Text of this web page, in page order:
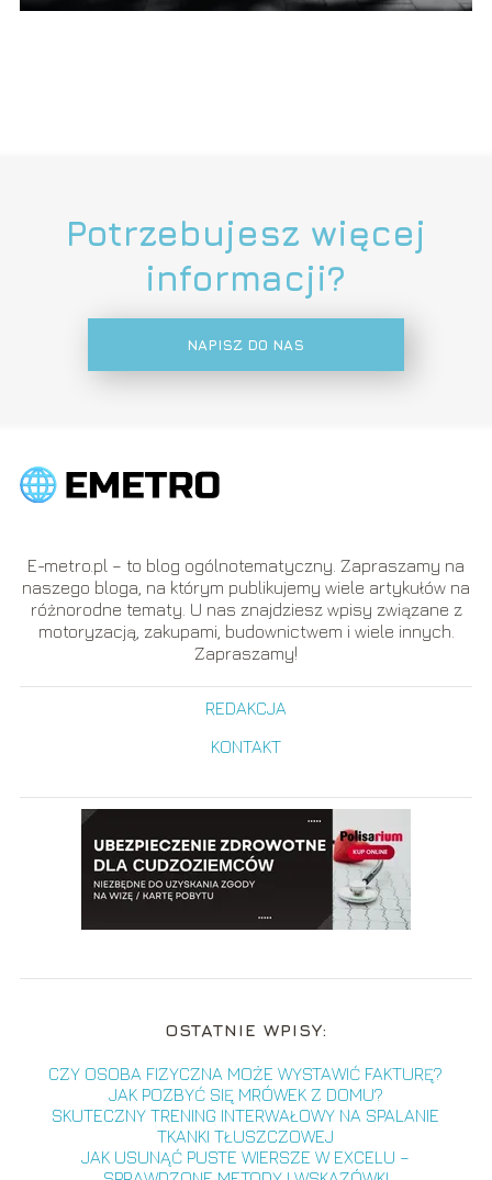
Potrzebujesz więcej
informacji?
NAPISZ DO NAS
E-metro.pl – to blog ogólnotematyczny. Zapraszamy na
naszego bloga, na którym publikujemy wiele artykułów na
różnorodne tematy. U nas znajdziesz wpisy związane z
motoryzacją, zakupami, budownictwem i wiele innych.
Zapraszamy!
REDAKCJA
KONTAKT
OSTATNIE WPISY:
CZY OSOBA FIZYCZNA MOŻE WYSTAWIĆ FAKTURĘ?
JAK POZBYĆ SIĘ MRÓWEK Z DOMU?
SKUTECZNY TRENING INTERWAŁOWY NA SPALANIE
TKANKI TŁUSZCZOWEJ
JAK USUNĄĆ PUSTE WIERSZE W EXCELU –